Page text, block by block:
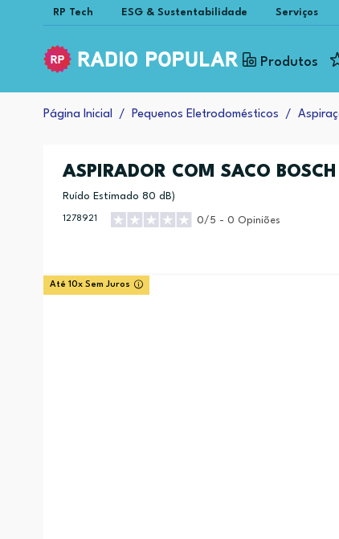
RP Tech ESG & Sustentabilidade Serviços
Produtos
Página Inicial Pequenos Eletrodomésticos
ASPIRADOR COM SACO BOSCH
Ruído Estimado 80 dB)
1278921 0/5 - 0 Opiniões
Até 10x Sem Juros